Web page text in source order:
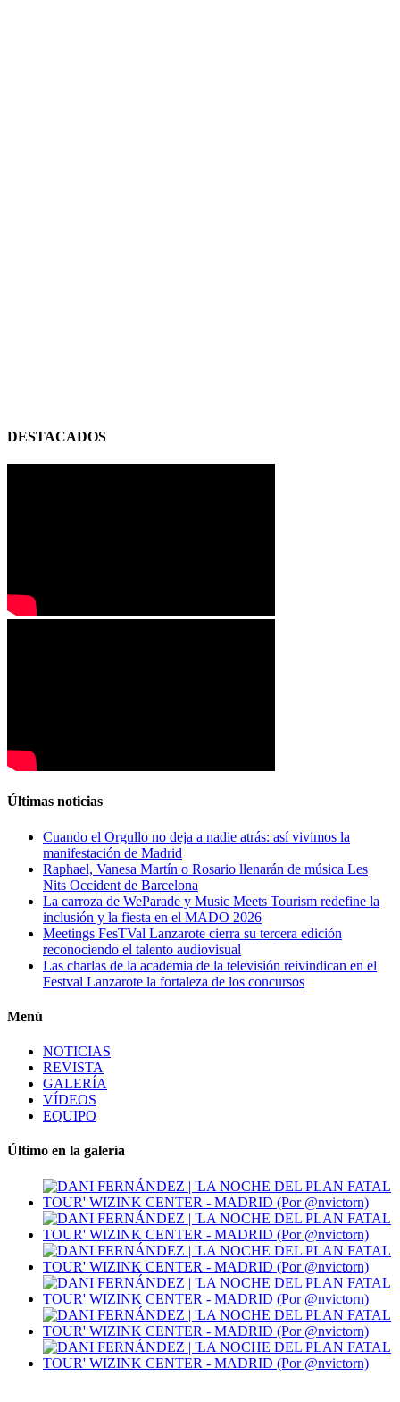
DESTACADOS
Últimas noticias
Cuando el Orgullo no deja a nadie atrás: así vivimos la
manifestación de Madrid
Raphael, Vanesa Martín o Rosario llenarán de música Les
Nits Occident de Barcelona
La carroza de WeParade y Music Meets Tourism redefine la
inclusión y la fiesta en el MADO 2026
Meetings FesTVal Lanzarote cierra su tercera edición
reconociendo el talento audiovisual
Las charlas de la academia de la televisión reivindican en el
Festval Lanzarote la fortaleza de los concursos
Menú
NOTICIAS
REVISTA
GALERÍA
VÍDEOS
EQUIPO
Último en la galería